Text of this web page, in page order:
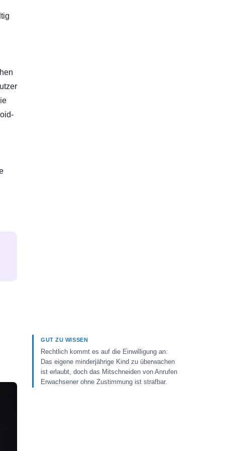
GUT ZU WISSEN
Rechtlich kommt es auf die Einwilligung an:
Das eigene minderjährige Kind zu überwachen
ist erlaubt, doch das Mitschneiden von Anrufen
Erwachsener ohne Zustimmung ist strafbar.